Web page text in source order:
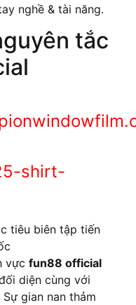
nghề & tài năng.
tắc
shirt-
vực fun88 official
diện cùng với
gian nan thảm